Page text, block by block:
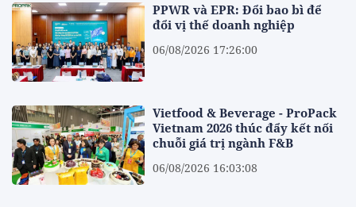
PPWR và EPR: Đổi bao bì để
đổi vị thế doanh nghiệp
06/08/2026 17:26:00
Vietfood & Beverage - ProPack
Vietnam 2026 thúc đẩy kết nối
chuỗi giá trị ngành F&B
06/08/2026 16:03:08